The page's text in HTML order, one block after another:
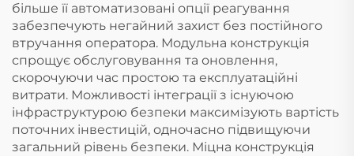
більше її автоматизовані опції реагування
забезпечують негайний захист без постійного
втручання оператора. Модульна конструкція
спрощує обслуговування та оновлення,
скорочуючи час простою та експлуатаційні
витрати. Можливості інтеграції з існуючою
інфраструктурою безпеки максимізують вартість
поточних інвестицій, одночасно підвищуючи
загальний рівень безпеки. Міцна конструкція